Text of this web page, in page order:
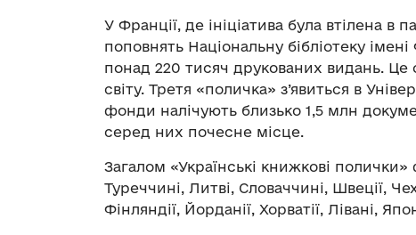
У Франції, де ініціатива була втілена в
поповнять Національну бібліотеку
понад 220 тисяч друкованих видань.
світу. Третя «поличка» з’явиться в
фонди налічують близько 1,5 млн
серед них почесне місце.
Загалом «Українські книжкові полички»
Туреччині, Литві, Словаччині, Швеції,
Фінляндії, Йорданії, Хорватії, Лівані,